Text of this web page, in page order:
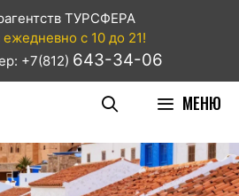
ТУРСФЕРА
с 10 до 21!
+7(812) 643-34-06
МЕНЮ